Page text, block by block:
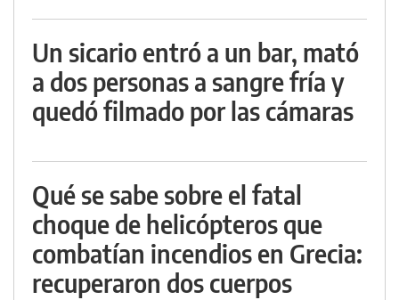
Un sicario entró a un bar, mató
a dos personas a sangre fría y
quedó filmado por las cámaras
Qué se sabe sobre el fatal
choque de helicópteros que
combatían incendios en Grecia:
recuperaron dos cuerpos